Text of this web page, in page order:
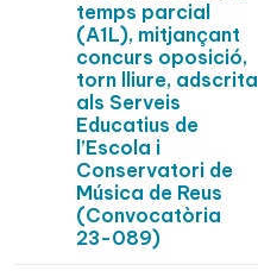
temps parcial
(A1L), mitjançant
concurs oposició,
torn lliure, adscrita
als Serveis
Educatius de
l’Escola i
Conservatori de
Música de Reus
(Convocatòria
23-089)